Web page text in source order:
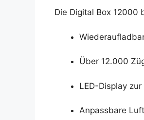
Die Digital Box 12000
Über 12.000
LED-Display
Anpassbare